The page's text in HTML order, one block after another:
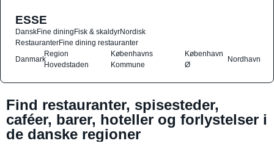
ESSE
DanskFine diningFisk & skaldyrNordisk
RestauranterFine dining restauranter
Danmark
Region
Hovedstaden
Københavns
Kommune
København
Ø
Nordhavn
Find restauranter, spisesteder,
caféer, barer, hoteller og forlystelser i
de danske regioner